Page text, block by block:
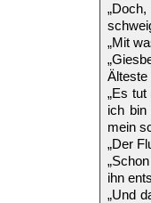
„Mit
Älteste
„Es
ich bin
mein
„Der
ihn
„Und